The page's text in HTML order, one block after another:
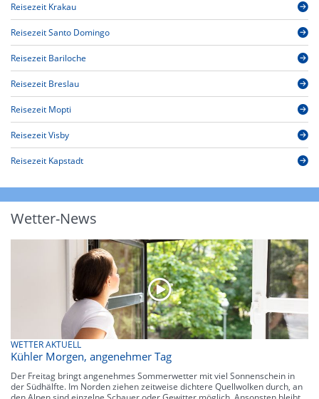
Reisezeit Krakau
Reisezeit Santo Domingo
Reisezeit Bariloche
Reisezeit Breslau
Reisezeit Mopti
Reisezeit Visby
Reisezeit Kapstadt
Wetter-News
WETTER AKTUELL
Kühler Morgen, angenehmer Tag
Der Freitag bringt angenehmes Sommerwetter mit viel Sonnenschein in
der Südhälfte. Im Norden ziehen zeitweise dichtere Quellwolken durch, an